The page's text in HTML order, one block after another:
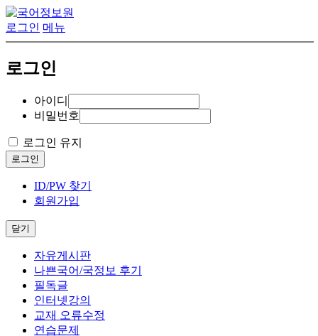
로그인 메뉴
로그인
아이디
비밀번호
로그인 유지
로그인
ID/PW 찾기
회원가입
닫기
자유게시판
나쁜국어/국정보 후기
필독글
인터넷강의
교재 오류수정
연습문제